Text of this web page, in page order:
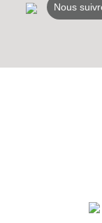
Nous